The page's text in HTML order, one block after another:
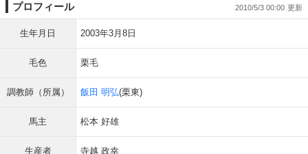
プロフィール 2010/5/3 00:00
生年月日 2003年3月8日
毛色 栗毛
調教師（所属） 飯田 明弘(栗東)
馬主 松本 好雄
生産者 寺越 政幸